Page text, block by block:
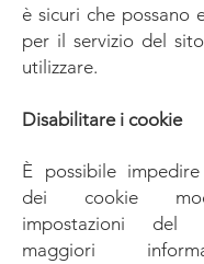
è sicuri che possano
per il servizio del
utilizzare.
Disabilitare i cookie
È possibile
dei cookie
impostazioni del
maggiori